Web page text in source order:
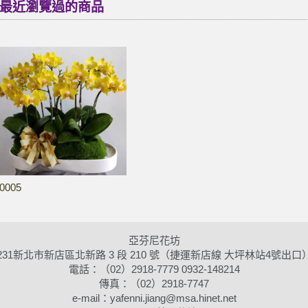
最近瀏覽過的商品
亞芬尼花坊
新北市新店區北新路 3 段 210 號（捷運新店線 大坪林站4號出口
電話：（02）2918-7779 0932-148214
傳真：（02）2918-7747
e-mail：yafenni.jiang@msa.hinet.net